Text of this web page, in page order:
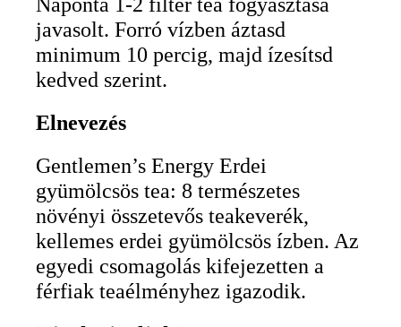
javasolt. Forró vízben áztasd
minimum 10 percig, majd ízesítsd
kedved szerint.
Elnevezés
Gentlemen’s Energy Erdei
gyümölcsös tea: 8 természetes
növényi összetevős teakeverék,
kellemes erdei gyümölcsös ízben. Az
egyedi csomagolás kifejezetten a
férfiak teaélményhez igazodik.